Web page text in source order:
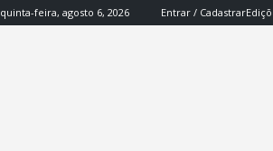
quinta-feira, agosto 6, 2026 Entrar / Cadastrar